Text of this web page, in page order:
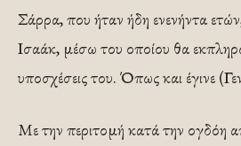
Σάρρα, που ήταν ήδη ενενήντα
Ισαάκ, μέσω του οποίου θα
υποσχέσεις του. Όπως και έγινε
Με την περιτομή κατά την ογδόη